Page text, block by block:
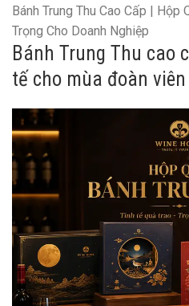
Bánh Trung Thu Cao Cấp | Hộp
Trọng Cho Doanh Nghiệp
Bánh Trung Thu cao
tế cho mùa đoàn viên